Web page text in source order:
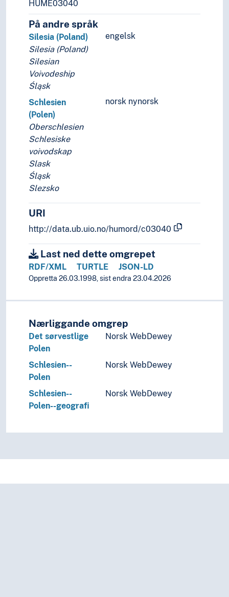
Svartehavslandene
Sør-Europa
Sørøst-Europa
Thrakia
Tyrol
Tysk-romerske rike
Vest-Europa
Øst-Europa
Østerrike-Ungarn
Østersjøområdet
(sjøer i Europa)
Holarktiske region
Palearktis
Havområder
Oseania
Store landområder og imperier
Historie og historiefaget
Humaniora
Informatikk og informasjonsteknologi
Ingeniørfag
Kulturkunnskap
Kunst
Lingvistikk
Næringsliv og økonomi
Pedagogikk
Psykologi
Religionsvitenskap
Rettsvitenskap
Samfunnsvitenskap
Språk
HUME03040
På andre språk
engelsk
Silesia (Poland)
Silesia (Poland)
Silesian
Voivodeship
Śląsk
norsk nynorsk
Schlesien
(Polen)
Oberschlesien
Schlesiske
voivodskap
Slask
Śląsk
Slezsko
URI
http://data.ub.uio.no/humord/c03040
Last ned dette omgrepet
RDF/XML TURTLE JSON-LD
Oppretta 26.03.1998, sist endra 23.04.2026
Nærliggande omgrep
Det sørvestlige
Polen
Norsk WebDewey
Schlesien--
Polen
Norsk WebDewey
Schlesien--
Polen--geografi
Norsk WebDewey